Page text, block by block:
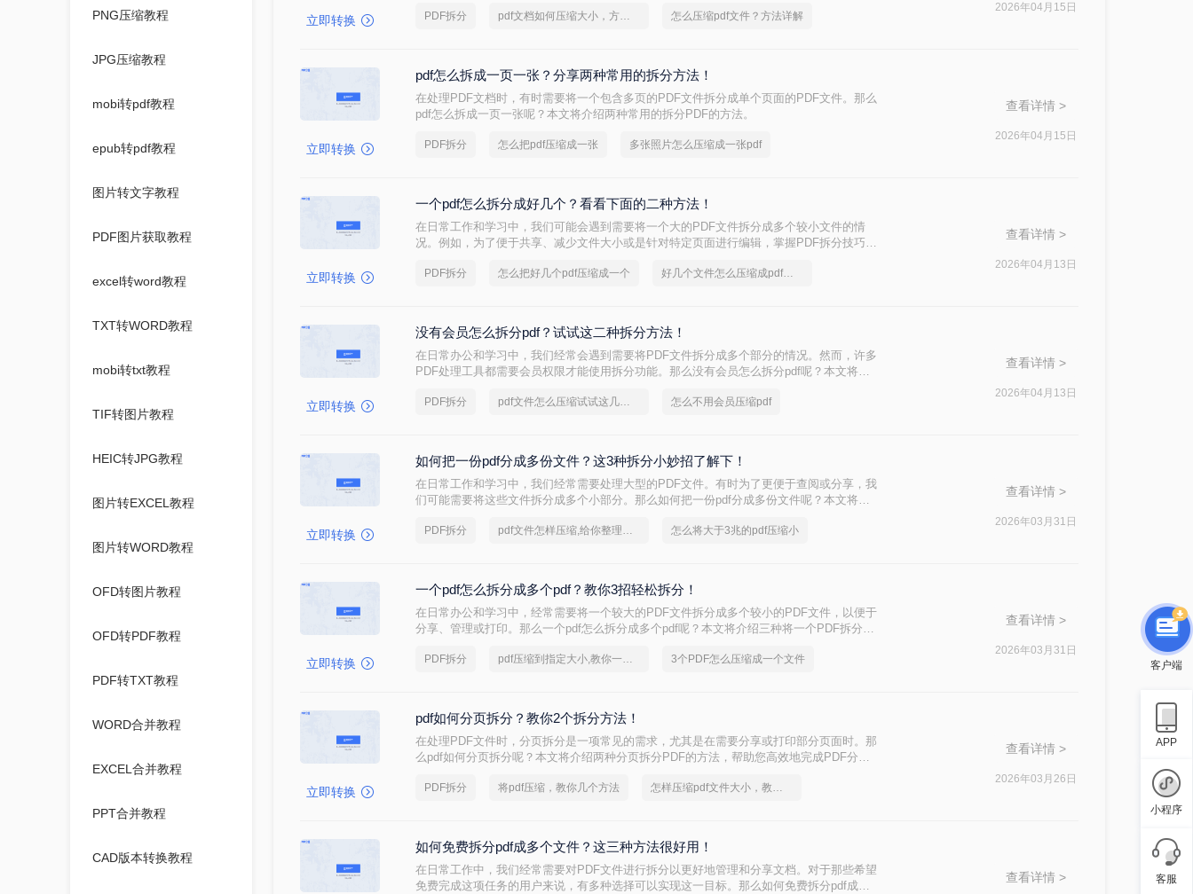
PNG压缩教程
JPG压缩教程
mobi转pdf教程
epub转pdf教程
图片转文字教程
PDF图片获取教程
excel转word教程
TXT转WORD教程
mobi转txt教程
TIF转图片教程
HEIC转JPG教程
图片转EXCEL教程
图片转WORD教程
OFD转图片教程
OFD转PDF教程
PDF转TXT教程
WORD合并教程
EXCEL合并教程
PPT合并教程
CAD版本转换教程
立即转换
分方法。
PDF拆分 pdf文档如何压缩大小，方法详解 怎么压缩pdf文件？方法详解
2026年04月15日
立即转换
pdf怎么拆成一页一张？分享两种常用的拆分方法！
在处理PDF文档时，有时需要将一个包含多页的PDF文件拆分成单个页面的PDF文件。那么
pdf怎么拆成一页一张呢？本文将介绍两种常用的拆分PDF的方法。
PDF拆分 怎么把pdf压缩成一张 多张照片怎么压缩成一张pdf
查看详情 >
2026年04月15日
立即转换
一个pdf怎么拆分成好几个？看看下面的二种方法！
在日常工作和学习中，我们可能会遇到需要将一个大的PDF文件拆分成多个较小文件的情
况。例如，为了便于共享、减少文件大小或是针对特定页面进行编辑，掌握PDF拆分技巧是
法。
PDF拆分 怎么把好几个pdf压缩成一个 好几个文件怎么压缩成pdf格式
查看详情 >
2026年04月13日
立即转换
没有会员怎么拆分pdf？试试这二种拆分方法！
在日常办公和学习中，我们经常会遇到需要将PDF文件拆分成多个部分的情况。然而，许多
PDF处理工具都需要会员权限才能使用拆分功能。那么没有会员怎么拆分pdf呢？本文将介
PDF拆分 pdf文件怎么压缩试试这几个方法 怎么不用会员压缩pdf
查看详情 >
2026年04月13日
立即转换
如何把一份pdf分成多份文件？这3种拆分小妙招了解下！
在日常工作和学习中，我们经常需要处理大型的PDF文件。有时为了更便于查阅或分享，我
们可能需要将这些文件拆分成多个小部分。那么如何把一份pdf分成多份文件呢？本文将介
PDF拆分 pdf文件怎样压缩,给你整理了一份方案 怎么将大于3兆的pdf压缩小
查看详情 >
2026年03月31日
立即转换
一个pdf怎么拆分成多个pdf？教你3招轻松拆分！
在日常办公和学习中，经常需要将一个较大的PDF文件拆分成多个较小的PDF文件，以便于
分享、管理或打印。那么一个pdf怎么拆分成多个pdf呢？本文将介绍三种将一个PDF拆分成
PDF拆分 pdf压缩到指定大小,教你一招轻松找回 3个PDF怎么压缩成一个文件
查看详情 >
2026年03月31日
立即转换
pdf如何分页拆分？教你2个拆分方法！
在处理PDF文件时，分页拆分是一项常见的需求，尤其是在需要分享或打印部分页面时。那
么pdf如何分页拆分呢？本文将介绍两种分页拆分PDF的方法，帮助您高效地完成PDF分页
PDF拆分 将pdf压缩，教你几个方法 怎样压缩pdf文件大小，教你几个方法
查看详情 >
2026年03月26日
如何免费拆分pdf成多个文件？这三种方法很好用！
在日常工作中，我们经常需要对PDF文件进行拆分以更好地管理和分享文档。对于那些希望
免费完成这项任务的用户来说，有多种选择可以实现这一目标。那么如何免费拆分pdf成多
查看详情 >
客户端
APP
小程序
客服